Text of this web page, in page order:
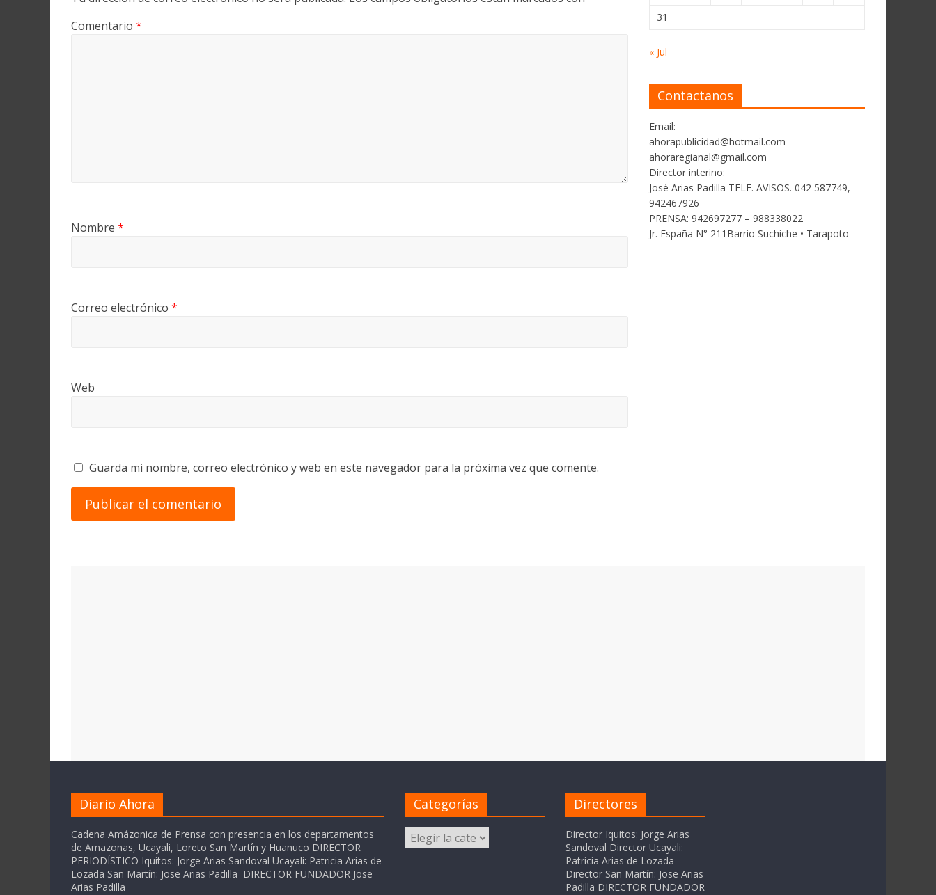
Comentario *
Nombre *
Correo electrónico *
Web
Guarda mi nombre, correo electrónico y web en este navegador para la próxima vez que comente.
31
« Jul
Contactanos
Email:
ahorapublicidad@hotmail.com
ahoraregianal@gmail.com
Director interino:
José Arias Padilla TELF. AVISOS. 042 587749,
942467926
PRENSA: 942697277 – 988338022
Jr. España N° 211Barrio Suchiche • Tarapoto
Diario Ahora
Cadena Amázonica de Prensa con presencia en los departamentos
de Amazonas, Ucayali, Loreto San Martín y Huanuco DIRECTOR
PERIODÍSTICO Iquitos: Jorge Arias Sandoval Ucayali: Patricia Arias de
Lozada San Martín: Jose Arias Padilla DIRECTOR FUNDADOR Jose
Arias Padilla
Categorías
Categorías
Directores
Director Iquitos: Jorge Arias
Sandoval Director Ucayali:
Patricia Arias de Lozada
Director San Martín: Jose Arias
Padilla DIRECTOR FUNDADOR